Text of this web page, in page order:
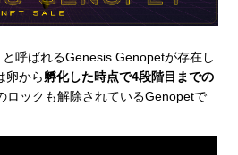
呼ばれるGenesis Genopetが存在し
卵から孵化した時点で4段階目までの
ロックも解除されているGenopetで